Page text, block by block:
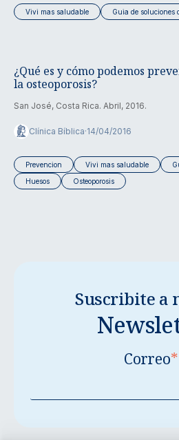
Vivi mas saludable Guia de soluciones
¿Qué es y cómo podemos
la osteoporosis?
San José, Costa Rica. Abril, 2016.
Clínica Bíblica·14/04/2016
Prevencion Vivi mas saludable
Huesos
Osteoporosis
Suscribite a
Correo*